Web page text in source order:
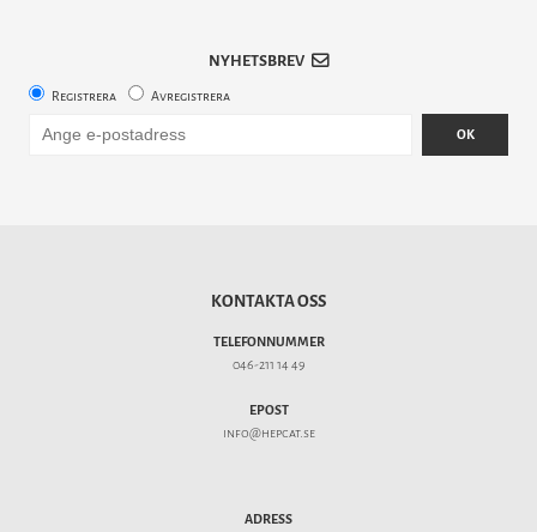
NYHETSBREV
Registrera Avregistrera
OK
KONTAKTA OSS
TELEFONNUMMER
046-211 14 49
EPOST
info@hepcat.se
ADRESS